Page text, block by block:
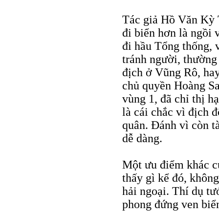
Tác giả Hồ Văn Kỳ
đi biển hơn là ngồi
đi hầu Tổng thống,
tránh người,
địch ở Vũng Rô,
chủ quyền Hoàng
vùng 1, đã chỉ thị
là cái chắc vì địch
quân. Đánh vì còn
dễ dàng.
Một ưu điểm khác
thấy gì kể đó,
hải ngoại. Thí dụ
phong đứng ven